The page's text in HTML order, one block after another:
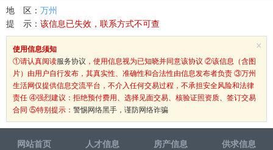
地 区： 万州
提 示： 该信息已失效，联系方式不可查
×
使用信息须知
①请认真阅读服务协议 ，使用信息视为已知晓并同意该协议 ②该信息（含图
片）由用户自行发布，其真实性、准确性和合法性由信息发布者负责 ③万州
生活网仅提供信息交流平台，不介入任何交易过程，不承担安全风险和法律
责任 ④强烈建议：拒绝预付费用、选择见面交易、核验证照资质、签订交易
合同 ⑤特别提示： 警惕网络黑手，谨防网络诈骗
网站首页 人才信息 房产信息
供求信息